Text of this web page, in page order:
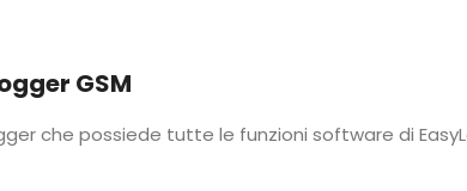
GSM
che possiede tutte le funzioni software di